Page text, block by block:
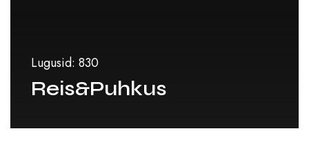
Lugusid: 830
Reis&Puhkus